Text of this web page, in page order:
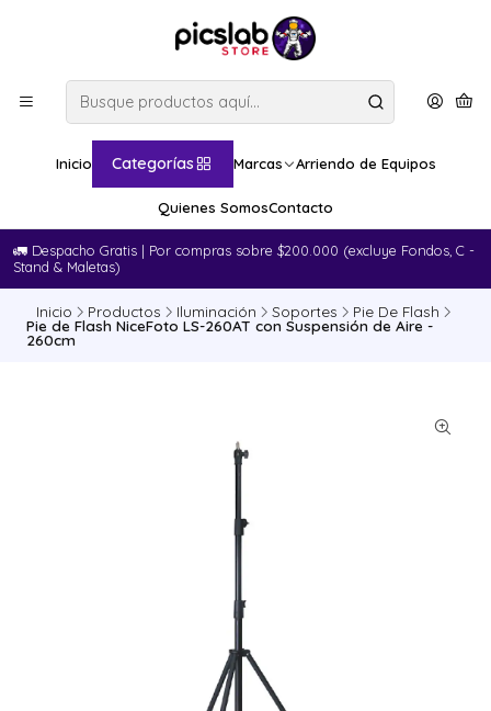
Inicio Categorías Marcas Arriendo de Equipos
Quienes SomosContacto
🚛​ Despacho Gratis | Por compras sobre $200.000 (excluye Fondos, C -
Stand & Maletas)
Inicio Productos Iluminación Soportes Pie De Flash
Pie de Flash NiceFoto LS-260AT con Suspensión de Aire -
260cm